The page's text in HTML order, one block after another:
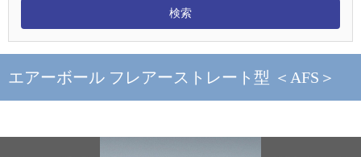
エアーボール フレアーストレート型 ＜AFS＞